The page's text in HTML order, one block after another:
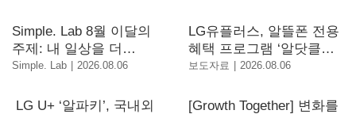
Simple. Lab 8월 이달의
주제: 내 일상을 더
편리하게 만드는 TV
Simple. Lab 2026.08.06
LG유플러스, 알뜰폰 전용
혜택 프로그램 ‘알닷클럽’
론칭
보도자료 2026.08.06
LG U+ ‘알파키’, 국내외
[Growth Together] 변화를